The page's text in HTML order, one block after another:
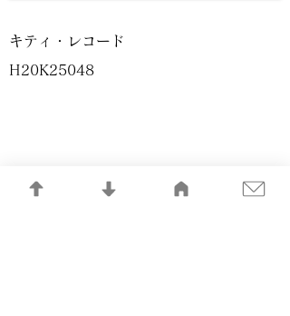
キティ・レコード
H20K25048